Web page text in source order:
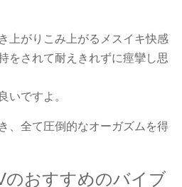
上がりこみ上がるメスイキ快感
をされて耐えきれずに痙攣し思
いですよ。
、全て圧倒的なオーガズムを得
のおすすめのバイブ